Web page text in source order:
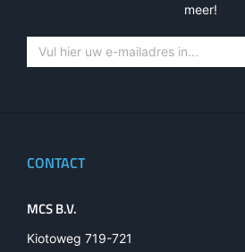
meer!
CONTACT
MCS B.V.
Kiotoweg 719-721